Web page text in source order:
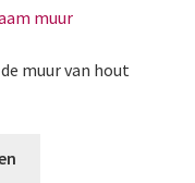
muur van hout